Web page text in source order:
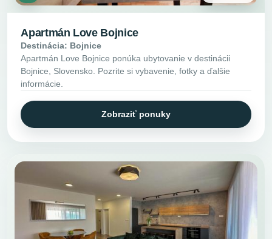
Apartmán Love Bojnice
Destinácia: Bojnice
Apartmán Love Bojnice ponúka ubytovanie v destinácii
Bojnice, Slovensko. Pozrite si vybavenie, fotky a ďalšie
informácie.
Zobraziť ponuky